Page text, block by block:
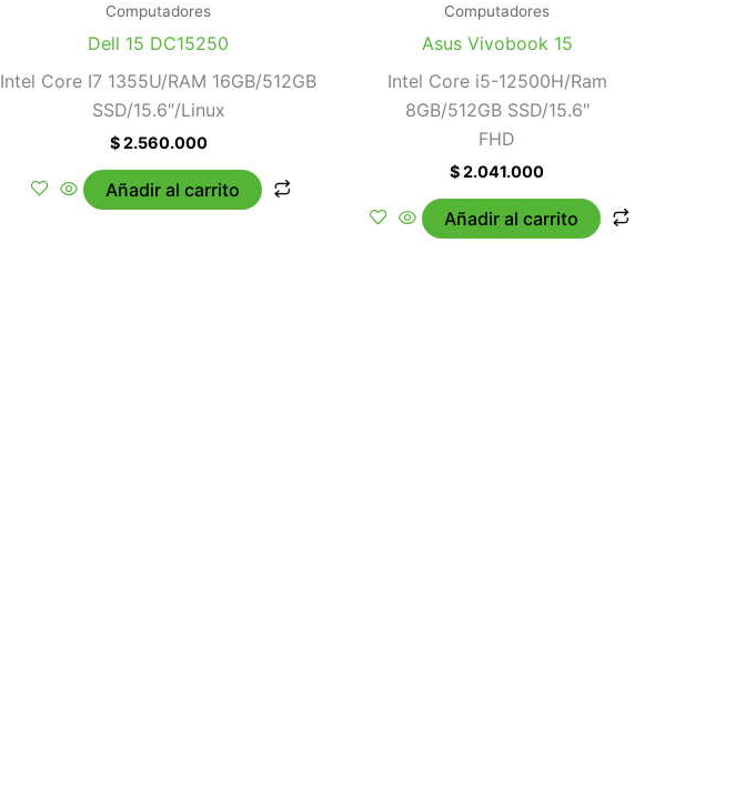
Computadores
Dell 15 DC15250
Intel Core I7 1355U/RAM 16GB/512GB
SSD/15.6″/Linux
$2.560.000
Añadir al carrito
Computadores
Asus Vivobook 15
Intel Core i5-12500H/Ram
8GB/512GB SSD/15.6″
FHD
$2.041.000
Añadir al carrito